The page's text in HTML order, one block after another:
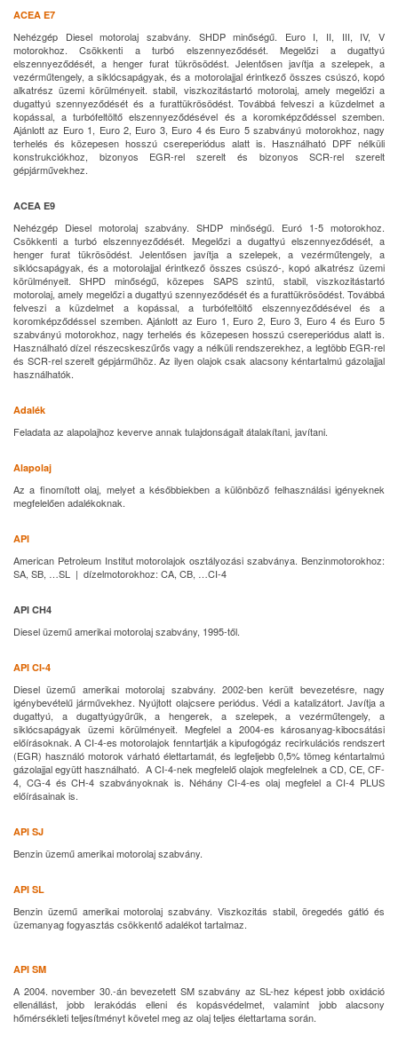
ACEA E7
Nehézgép Diesel motorolaj szabvány. SHDP minőségű. Euro I, II, III, IV, V
motorokhoz. Csökkenti a turbó elszennyeződését. Megelőzi a dugattyú
elszennyeződését, a henger furat tükrösödést. Jelentősen javítja a szelepek, a
vezérműtengely, a siklócsapágyak, és a motorolajjal érintkező összes csúszó, kopó
alkatrész üzemi körülményeit. stabil, viszkozitástartó motorolaj, amely megelőzi a
dugattyú szennyeződését és a furattükrösödést. Továbbá felveszi a küzdelmet a
kopással, a turbófeltöltő elszennyeződésével és a koromképződéssel szemben.
Ajánlott az Euro 1, Euro 2, Euro 3, Euro 4 és Euro 5 szabványú motorokhoz, nagy
terhelés és közepesen hosszú csereperiódus alatt is. Használható DPF nélküli
konstrukciókhoz, bizonyos EGR-rel szerelt és bizonyos SCR-rel szerelt
gépjárművekhez.
ACEA E9
Nehézgép Diesel motorolaj szabvány. SHDP minőségű. Euró 1-5 motorokhoz.
Csökkenti a turbó elszennyeződését. Megelőzi a dugattyú elszennyeződését, a
henger furat tükrösödést. Jelentősen javítja a szelepek, a vezérműtengely, a
siklócsapágyak, és a motorolajjal érintkező összes csúszó-, kopó alkatrész üzemi
körülményeit. SHPD minőségű, közepes SAPS szintű, stabil, viszkozitástartó
motorolaj, amely megelőzi a dugattyú szennyeződését és a furattükrösödést. Továbbá
felveszi a küzdelmet a kopással, a turbófeltöltő elszennyeződésével és a
koromképződéssel szemben. Ajánlott az Euro 1, Euro 2, Euro 3, Euro 4 és Euro 5
szabványú motorokhoz, nagy terhelés és közepesen hosszú csereperiódus alatt is.
Használható dízel részecskeszűrős vagy a nélküli rendszerekhez, a legtöbb EGR-rel
és SCR-rel szerelt gépjárműhöz. Az ilyen olajok csak alacsony kéntartalmú gázolajjal
használhatók.
Adalék
Feladata az alapolajhoz keverve annak tulajdonságait átalakítani, javítani.
Alapolaj
Az a finomított olaj, melyet a későbbiekben a különböző felhasználási igényeknek
megfelelően adalékoknak.
API
American Petroleum Institut motorolajok osztályozási szabványa. Benzinmotorokhoz:
SA, SB, …SL | dízelmotorokhoz: CA, CB, …CI-4
API CH4
Diesel üzemű amerikai motorolaj szabvány, 1995-től.
API CI-4
Diesel üzemű amerikai motorolaj szabvány. 2002-ben került bevezetésre, nagy
igénybevételű járművekhez. Nyújtott olajcsere periódus. Védi a katalizátort. Javítja a
dugattyú, a dugattyúgyűrűk, a hengerek, a szelepek, a vezérműtengely, a
siklócsapágyak üzemi körülményeit. Megfelel a 2004-es károsanyag-kibocsátási
előírásoknak. A CI-4-es motorolajok fenntartják a kipufogógáz recirkulációs rendszert
(EGR) használó motorok várható élettartamát, és legfeljebb 0,5% tömeg kéntartalmú
gázolajjal együtt használható. A CI-4-nek megfelelő olajok megfelelnek a CD, CE, CF-
4, CG-4 és CH-4 szabványoknak is. Néhány CI-4-es olaj megfelel a CI-4 PLUS
előírásainak is.
API SJ
Benzin üzemű amerikai motorolaj szabvány.
API SL
Benzin üzemű amerikai motorolaj szabvány. Viszkozitás stabil, öregedés gátló és
üzemanyag fogyasztás csökkentő adalékot tartalmaz.
API SM
A 2004. november 30.-án bevezetett SM szabvány az SL-hez képest jobb oxidáció
ellenállást, jobb lerakódás elleni és kopásvédelmet, valamint jobb alacsony
hőmérsékleti teljesítményt követel meg az olaj teljes élettartama során.